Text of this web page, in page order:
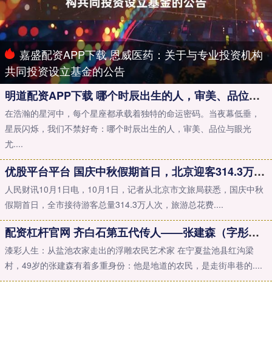
嘉盛配资APP下载 恩威医药：关于与专业投资机构
共同投资设立基金的公告
明道配资APP下载 哪个时辰出生的人，审美、品位、眼光特别好
在浩瀚的星河中，每个星座都承载着独特的命运密码。当夜幕低垂，
星辰闪烁，我们不禁好奇：哪个时辰出生的人，审美、品位与眼光
尤....
优股平台平台 国庆中秋假期首日，北京迎客314.3万人次
人民财讯10月1日电，10月1日，记者从北京市文旅局获悉，国庆中秋
假期首日，全市接待游客总量314.3万人次，旅游总花费....
配资杠杆官网 齐白石第五代传人——张建森（字彤枫）
漆彩人生：从盐池农家走出的浮雕农民艺术家 在宁夏盐池县红沟梁
村，49岁的张建森有着多重身份：他是地道的农民，是走街串巷的....